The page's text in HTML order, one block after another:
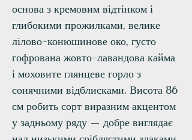
основа з кремовим відтінком і
глибокими прожилками, велике
лілово-конюшинове око, густо
гофрована жовто-лавандова кайма
і моховите глянцеве горло з
сонячними відблисками. Висота 86
см робить сорт виразним акцентом
у задньому ряду — добре виглядає